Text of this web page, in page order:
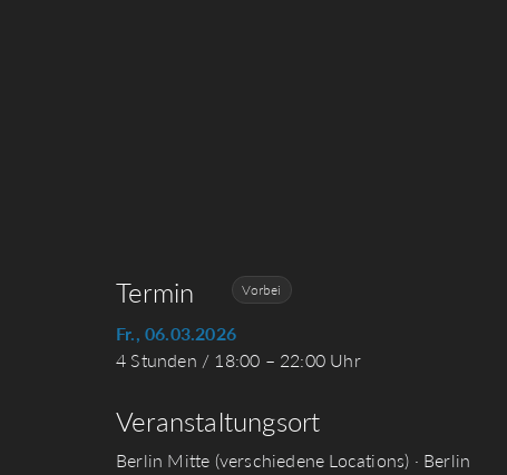
Termin Vorbei
Fr., 06.03.2026
4 Stunden / 18:00 – 22:00 Uhr
Veranstaltungsort
Berlin Mitte (verschiedene Locations) · Berlin